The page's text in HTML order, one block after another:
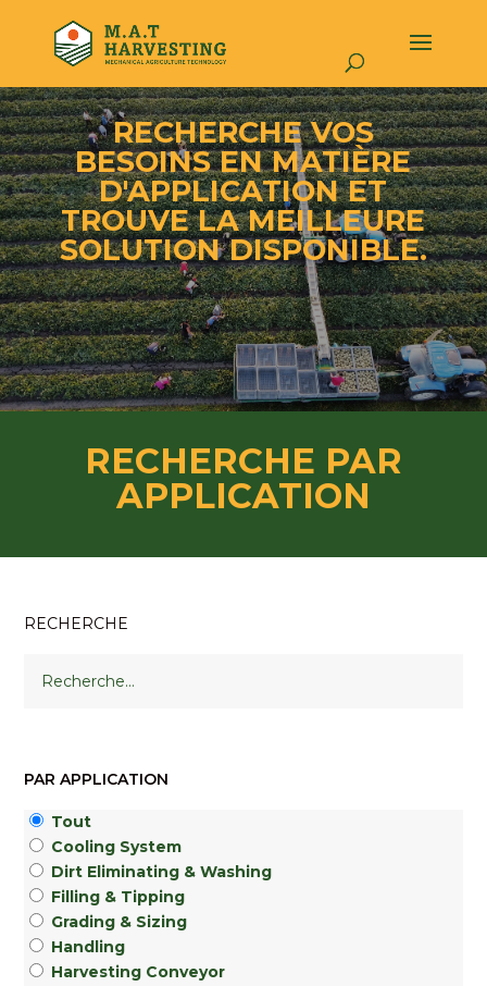
RECHERCHE VOS
BESOINS EN MATIÈRE
D'APPLICATION ET
TROUVE LA MEILLEURE
SOLUTION DISPONIBLE.
RECHERCHE PAR
APPLICATION
RECHERCHE
PAR APPLICATION
Tout
Cooling System
Dirt Eliminating & Washing
Filling & Tipping
Grading & Sizing
Handling
Harvesting Conveyor